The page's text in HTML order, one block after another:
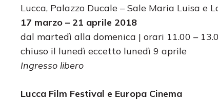
Lucca, Palazzo Ducale – Sale Maria Luisa e
17 marzo – 21 aprile 2018
dal martedì alla domenica | orari 11.00 –
chiuso il lunedì eccetto lunedì 9 aprile
Ingresso libero
Lucca Film Festival e Europa Cinema